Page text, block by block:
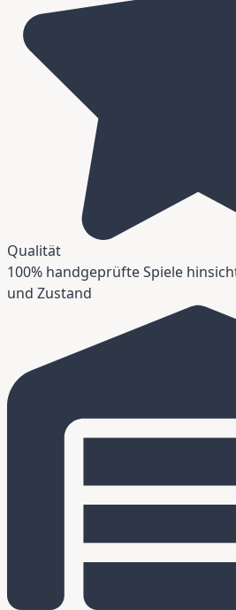
Qualität
100% handgeprüfte Spiele
und Zustand